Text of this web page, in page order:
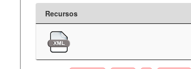
Recursos